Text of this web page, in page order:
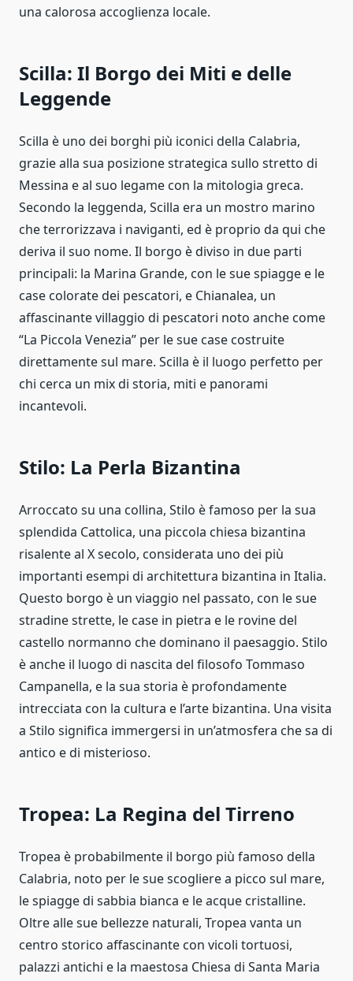
una calorosa accoglienza locale.
Scilla: Il Borgo dei Miti e delle
Leggende
Scilla è uno dei borghi più iconici della Calabria,
grazie alla sua posizione strategica sullo stretto di
Messina e al suo legame con la mitologia greca.
Secondo la leggenda, Scilla era un mostro marino
che terrorizzava i naviganti, ed è proprio da qui che
deriva il suo nome. Il borgo è diviso in due parti
principali: la Marina Grande, con le sue spiagge e le
case colorate dei pescatori, e Chianalea, un
affascinante villaggio di pescatori noto anche come
“La Piccola Venezia” per le sue case costruite
direttamente sul mare. Scilla è il luogo perfetto per
chi cerca un mix di storia, miti e panorami
incantevoli.
Stilo: La Perla Bizantina
Arroccato su una collina, Stilo è famoso per la sua
splendida Cattolica, una piccola chiesa bizantina
risalente al X secolo, considerata uno dei più
importanti esempi di architettura bizantina in Italia.
Questo borgo è un viaggio nel passato, con le sue
stradine strette, le case in pietra e le rovine del
castello normanno che dominano il paesaggio. Stilo
è anche il luogo di nascita del filosofo Tommaso
Campanella, e la sua storia è profondamente
intrecciata con la cultura e l’arte bizantina. Una visita
a Stilo significa immergersi in un’atmosfera che sa di
antico e di misterioso.
Tropea: La Regina del Tirreno
Tropea è probabilmente il borgo più famoso della
Calabria, noto per le sue scogliere a picco sul mare,
le spiagge di sabbia bianca e le acque cristalline.
Oltre alle sue bellezze naturali, Tropea vanta un
centro storico affascinante con vicoli tortuosi,
palazzi antichi e la maestosa Chiesa di Santa Maria